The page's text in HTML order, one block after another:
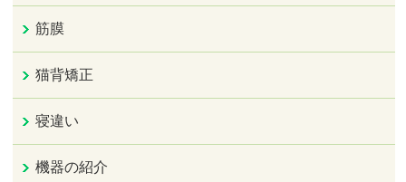
筋膜
猫背矯正
寝違い
機器の紹介